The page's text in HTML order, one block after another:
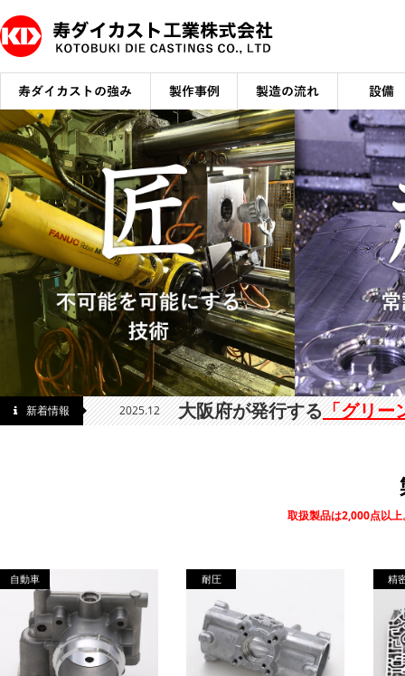
新着情報 2025.12 大阪府が発行する「グリー
取扱製品は2,000点以
自動車 耐圧 精